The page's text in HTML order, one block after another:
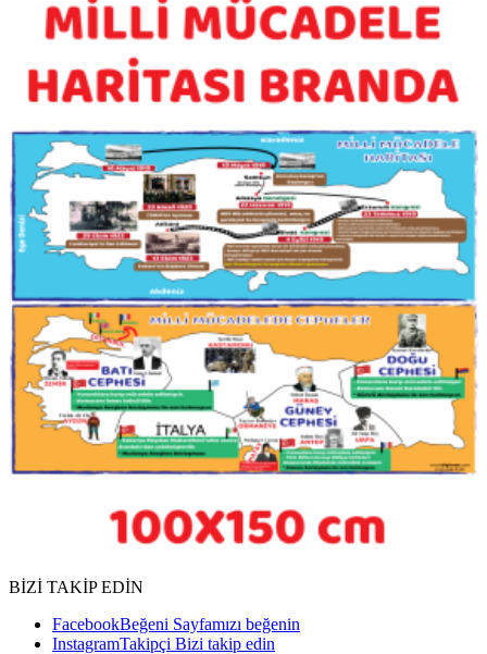
BİZİ TAKİP EDİN
FacebookBeğeni Sayfamızı beğenin
InstagramTakipçi Bizi takip edin